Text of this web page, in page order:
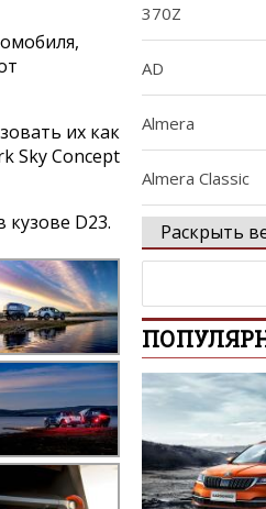
их как
Sky Concept
D23.
370Z
AD
Almera
Almera Classic
Almera Tino
Ariya
Armada
Avenir
Раскрыть